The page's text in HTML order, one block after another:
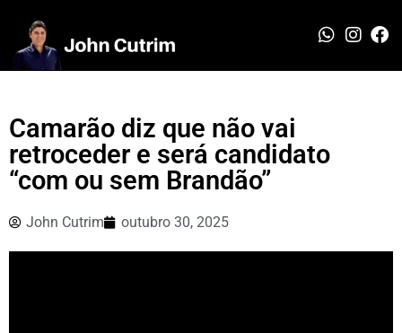
Camarão diz que não vai
retroceder e será candidato
“com ou sem Brandão”
John Cutrim outubro 30, 2025